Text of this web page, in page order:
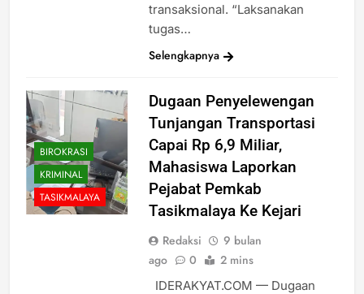
transaksional. “Laksanakan
tugas…
Selengkapnya
BIROKRASI
KRIMINAL
TASIKMALAYA
Dugaan Penyelewengan
Tunjangan Transportasi
Capai Rp 6,9 Miliar,
Mahasiswa Laporkan
Pejabat Pemkab
Tasikmalaya Ke Kejari
Redaksi
9 bulan
ago
0 2 mins
IDERAKYAT.COM — Dugaan